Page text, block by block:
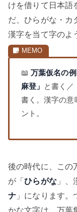
けを借りて日本語
だ、ひらがな・カ
漢字を当て字のよ
📖 万葉仮名の例
麻登」 と書く／
書く。漢字の意
ント。
後の時代に、この
が「ひらがな」、
ナ 」になります
かな文字は、万葉